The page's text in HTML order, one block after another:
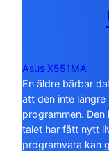
Asus X551MA
En äldre bärbar
att den inte längre
programmen.
talet har fått nytt
programvara kan